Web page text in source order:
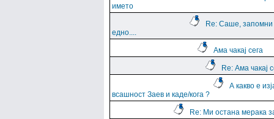
името
Re: Саше, запомни
едно....
Ама чакај сега
Re: Ама чакај
А какво е
всашност Заев и каде/кога ?
Re: Ми остана мерака